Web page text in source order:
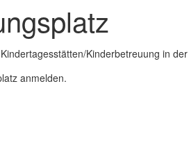
Kinderbetreuung in
anmelden.